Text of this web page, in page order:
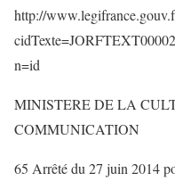
http://
n=id
MINISTERE DE LA
COMMUNICATION
65 Arrêté du 27 juin 2014